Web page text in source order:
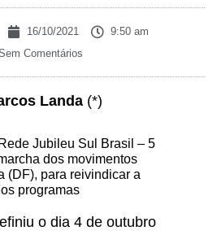
16/10/2021
9:50 am
Comentários
Landa (*)
Jubileu Sul Brasil – 5
dos movimentos
(DF), para reivindicar a
programas
o dia 4 de outubro